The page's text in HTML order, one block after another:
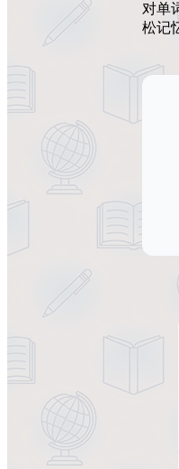
对单
松记